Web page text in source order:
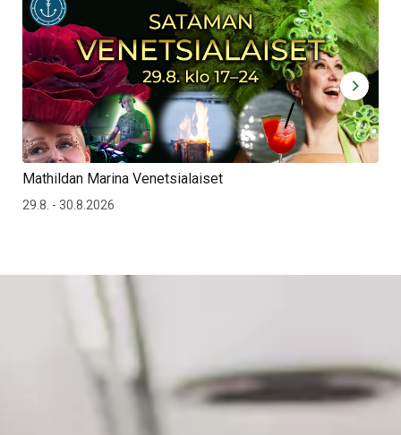
Mathildan Marina Venetsialaiset
29.8. - 30.8.2026